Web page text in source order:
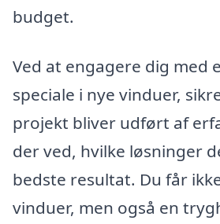
budget.
Ved at engagere dig med
speciale i nye vinduer,
projekt bliver udført af
der ved, hvilke løsninger
bedste resultat. Du får
vinduer, men også en